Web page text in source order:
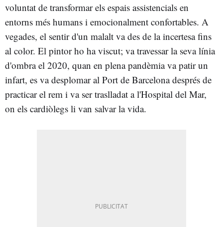
voluntat de transformar els espais assistencials en
entorns més humans i emocionalment confortables. A
vegades, el sentir d'un malalt va des de la incertesa fins
al color. El pintor ho ha viscut; va travessar la seva línia
d'ombra el 2020, quan en plena pandèmia va patir un
infart, es va desplomar al Port de Barcelona després de
practicar el rem i va ser traslladat a l'Hospital del Mar,
on els cardiòlegs li van salvar la vida.